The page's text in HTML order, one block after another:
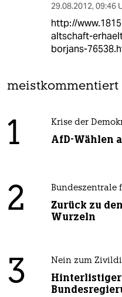
29.08.2012, 09:46
http://
altschaft-
borjans-
meistkommentiert
1 Krise der
AfD-Wählen
2 Bundeszentrale
Zurück zu
Wurzeln
3 Nein zum